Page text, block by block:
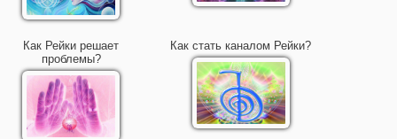
Как Рейки решает
проблемы?
Как стать каналом Рейки?